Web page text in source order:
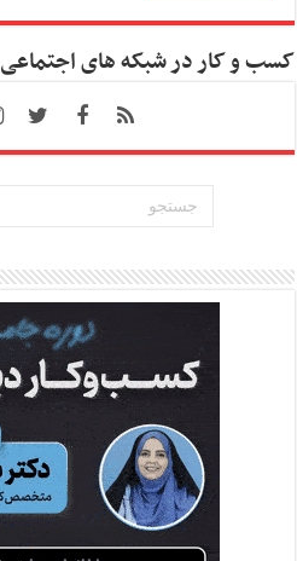
کسب و کار در شبکه های اجتماعی